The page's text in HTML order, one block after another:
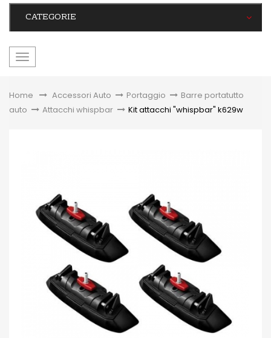
CATEGORIE
navigazione
Home &gt;Accessori Auto > Portaggio >
Barre portatutto
auto > Attacchi whispbar > Kit attacchi "whispbar" k629w